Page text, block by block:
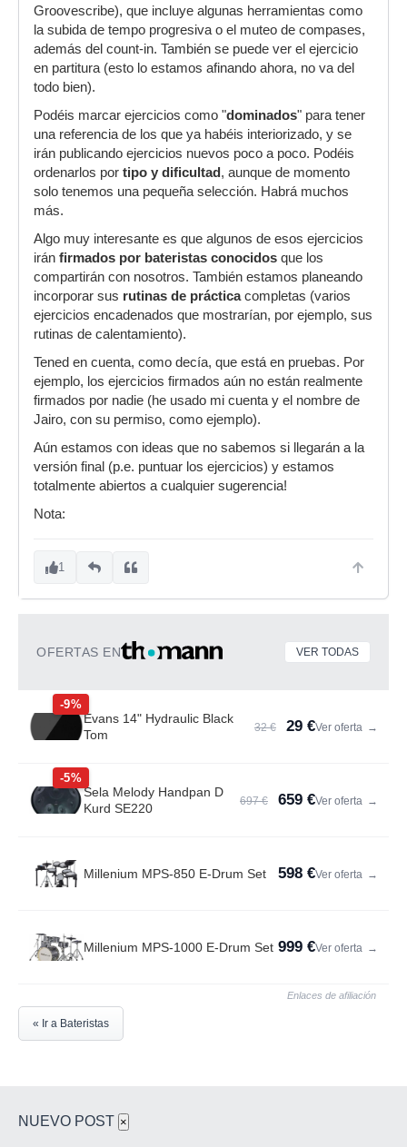
Groovescribe), que incluye algunas herramientas como
la subida de tempo progresiva o el muteo de compases,
además del count-in. También se puede ver el ejercicio
en partitura (esto lo estamos afinando ahora, no va del
todo bien).
Podéis marcar ejercicios como "dominados" para tener
una referencia de los que ya habéis interiorizado, y se
irán publicando ejercicios nuevos poco a poco. Podéis
ordenarlos por tipo y dificultad , aunque de momento
solo tenemos una pequeña selección. Habrá muchos
más.
Algo muy interesante es que algunos de esos ejercicios
irán firmados por bateristas conocidos que los
compartirán con nosotros. También estamos planeando
incorporar sus rutinas de prácticacompletas (varios
ejercicios encadenados que mostrarían, por ejemplo, sus
rutinas de calentamiento).
Tened en cuenta, como decía, que está en pruebas. Por
ejemplo, los ejercicios firmados aún no están realmente
firmados por nadie (he usado mi cuenta y el nombre de
Jairo, con su permiso, como ejemplo).
Aún estamos con ideas que no sabemos si llegarán a la
versión final (p.e. puntuar los ejercicios) y estamos
totalmente abiertos a cualquier sugerencia!
Nota:
1
OFERTAS EN VER TODAS
-9%
Evans 14" Hydraulic Black
Tom
32 € 29 €Ver oferta →
-5%
Sela Melody Handpan D
Kurd SE220
697 € 659 €Ver oferta →
Millenium MPS-850 E-Drum Set 598 €Ver oferta →
Millenium MPS-1000 E-Drum Set 999 €Ver oferta →
Enlaces de afiliación
« Ir a Bateristas
NUEVO POST ×